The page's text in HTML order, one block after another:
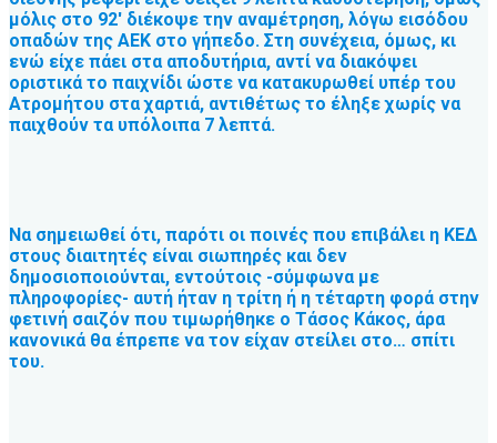
μόλις στο 92′ διέκοψε την αναμέτρηση, λόγω εισόδου
οπαδών της ΑΕΚ στο γήπεδο. Στη συνέχεια, όμως, κι
ενώ είχε πάει στα αποδυτήρια, αντί να διακόψει
οριστικά το παιχνίδι ώστε να κατακυρωθεί υπέρ του
Ατρομήτου στα χαρτιά, αντιθέτως το έληξε χωρίς να
παιχθούν τα υπόλοιπα 7 λεπτά.
Να σημειωθεί ότι, παρότι οι ποινές που επιβάλει η ΚΕΔ
στους διαιτητές είναι σιωπηρές και δεν
δημοσιοποιούνται, εντούτοις -σύμφωνα με
πληροφορίες- αυτή ήταν η τρίτη ή η τέταρτη φορά στην
φετινή σαιζόν που τιμωρήθηκε ο Τάσος Κάκος, άρα
κανονικά θα έπρεπε να τον είχαν στείλει στο… σπίτι
του.